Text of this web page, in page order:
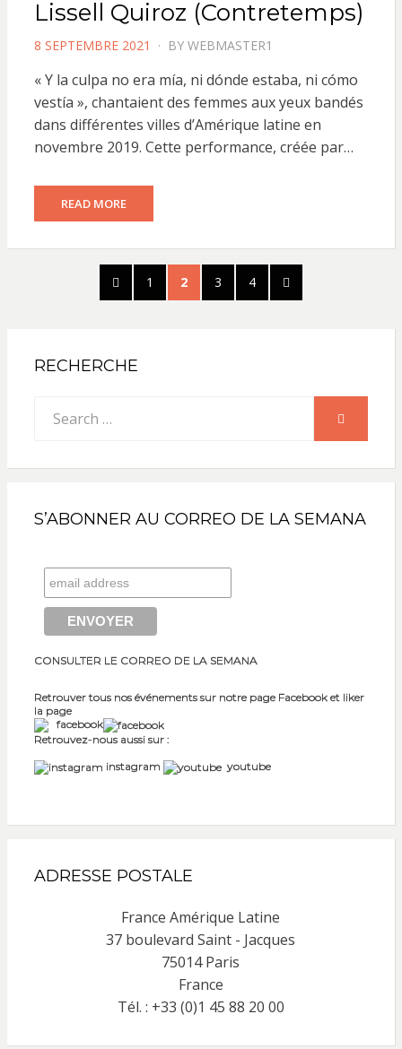
Lissell Quiroz (Contretemps)
POSTED
8 SEPTEMBRE 2021 BY WEBMASTER1
« Y la culpa no era mía, ni dónde estaba, ni cómo
vestía », chantaient des femmes aux yeux bandés
dans différentes villes d’Amérique latine en
novembre 2019. Cette performance, créée par…
READ MORE
Pagination PREVIOUS
PAGE
PAGE
1 PAGE
2 PAGE
3 PAGE
4
NEXT
PAGE
RECHERCHE
for:
SEARCH
S’ABONNER AU CORREO DE LA SEMANA
CONSULTER LE CORREO DE LA SEMANA
Retrouver tous nos événements sur notre page Facebook et liker
la page
facebook
Retrouvez-nous aussi sur :
instagram
youtube
ADRESSE POSTALE
France Amérique Latine
37 boulevard Saint - Jacques
75014 Paris
France
Tél. : +33 (0)1 45 88 20 00